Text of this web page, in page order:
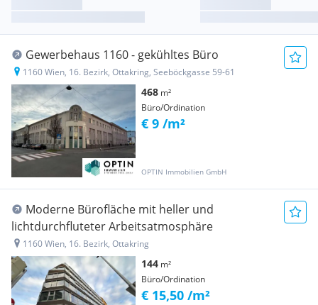
Gewerbehaus 1160 - gekühltes Büro
1160 Wien, 16. Bezirk, Ottakring, Seeböckgasse 59-61
468 m²
Büro/Ordination
OPTIN Immobilien GmbH
€ 9 /m²
Moderne Bürofläche mit heller und
lichtdurchfluteter Arbeitsatmosphäre
1160 Wien, 16. Bezirk, Ottakring
144 m²
Büro/Ordination
€ 15,50 /m²